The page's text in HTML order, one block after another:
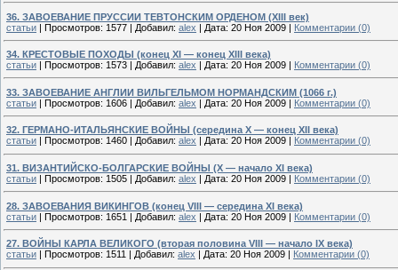
36. ЗАВОЕВАНИЕ ПРУССИИ ТЕВТОНСКИМ ОРДЕНОМ (XIII век)
статьи | Просмотров: 1577 | Добавил: alex | Дата: 20 Ноя 2009 | Комментарии (0)
34. КРЕСТОВЫЕ ПОХОДЫ (конец XI — конец XIII века)
статьи | Просмотров: 1573 | Добавил: alex | Дата: 20 Ноя 2009 | Комментарии (0)
33. ЗАВОЕВАНИЕ АНГЛИИ ВИЛЬГЕЛЬМОМ НОРМАНДСКИМ (1066 г.)
статьи | Просмотров: 1606 | Добавил: alex | Дата: 20 Ноя 2009 | Комментарии (0)
32. ГЕРМАНО-ИТАЛЬЯНСКИЕ ВОЙНЫ (середина X — конец XII века)
статьи
Просмотров: 1460 Добавил: alex Дата: 20 Ноя 2009 Комментарии (0)
31. ВИЗАНТИЙСКО-БОЛГАРСКИЕ ВОЙНЫ (X — начало XI века)
статьи | Просмотров: 1505 | Добавил: alex | Дата: 20 Ноя 2009 | Комментарии (0)
28. ЗАВОЕВАНИЯ ВИКИНГОВ (конец VIII — середина XI века)
статьи | Просмотров: 1651 | Добавил: alex | Дата: 20 Ноя 2009 | Комментарии (0)
27. ВОЙНЫ КАРЛА ВЕЛИКОГО (вторая половина VIII — начало IX века)
статьи
Просмотров: 1511 Добавил: alex Дата: 20 Ноя 2009 Комментарии (0)